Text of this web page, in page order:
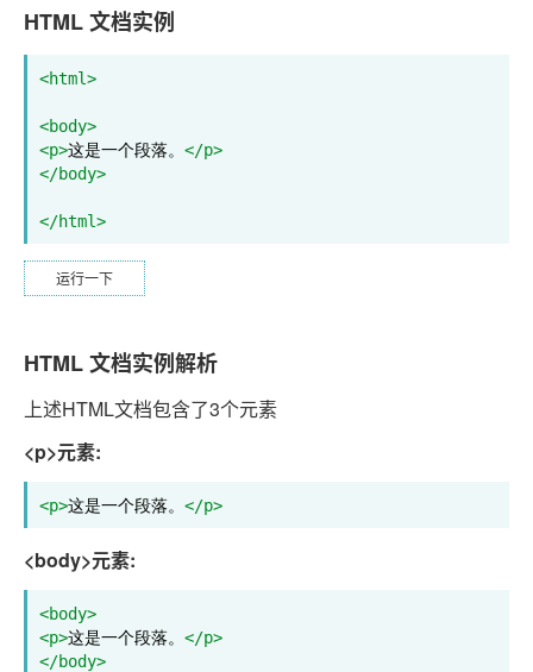
HTML 文档实例
<html>
<body>
<p>这是一个段落。 </p>
</body>
</html>
运行一下
HTML 文档实例解析
上述HTML文档包含了3个元素
<p>元素:
<p>这是一个段落。 </p>
<body>元素:
<body>
<p>这是一个段落。 </p>
</body>